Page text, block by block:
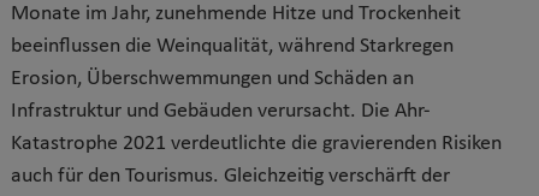
Monate im Jahr, zunehmende Hitze und Trockenheit
beeinflussen die Weinqualität, während Starkregen
Erosion, Überschwemmungen und Schäden an
Infrastruktur und Gebäuden verursacht. Die Ahr-
Katastrophe 2021 verdeutlichte die gravierenden Risiken
auch für den Tourismus. Gleichzeitig verschärft der